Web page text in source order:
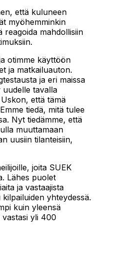
että kuluneen
myöhemminkin
reagoida mahdollisiin
otimme käyttöön
ja matkailuauton.
ja eri maissa
tavalla
että tämä
tiedä, mitä tulee
Nyt tiedämme, että
muuttamaan
uusiin tilanteisiin,
joita SUEK
Lähes puolet
ja vastaajista
yhteydessä.
kuin yleensä
vastasi yli 400